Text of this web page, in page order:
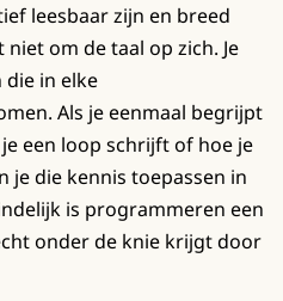
leesbaar zijn en breed
om de taal op zich. Je
in elke
Als je eenmaal begrijpt
een loop schrijft of hoe je
je die kennis toepassen in
is programmeren een
onder de knie krijgt door